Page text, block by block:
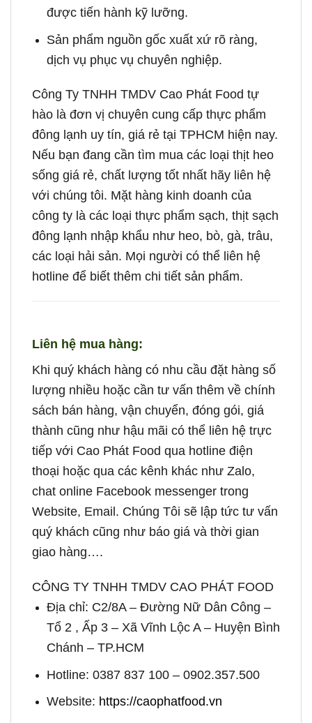
được tiến hành kỹ lưỡng.
Sản phẩm nguồn gốc xuất xứ rõ ràng,
dịch vụ phục vụ chuyên nghiệp.
Công Ty TNHH TMDV Cao Phát Food tự
hào là đơn vị chuyên cung cấp thực phẩm
đông lạnh uy tín, giá rẻ tại TPHCM hiện nay.
Nếu bạn đang cần tìm mua các loại thịt heo
sống giá rẻ, chất lượng tốt nhất hãy liên hệ
với chúng tôi. Mặt hàng kinh doanh của
công ty là các loại thực phẩm sạch, thịt sạch
đông lạnh nhập khẩu như heo, bò, gà, trâu,
các loại hải sản. Mọi người có thể liên hệ
hotline để biết thêm chi tiết sản phẩm.
Liên hệ mua hàng:
Khi quý khách hàng có nhu cầu đặt hàng số
lượng nhiều hoặc cần tư vấn thêm về chính
sách bán hàng, vận chuyển, đóng gói, giá
thành cũng như hậu mãi có thể liên hệ trực
tiếp với Cao Phát Food qua hotline điện
thoại hoặc qua các kênh khác như Zalo,
chat online Facebook messenger trong
Website, Email. Chúng Tôi sẽ lập tức tư vấn
quý khách cũng như báo giá và thời gian
giao hàng….
CÔNG TY TNHH TMDV CAO PHÁT FOOD
Địa chỉ: C2/8A – Đường Nữ Dân Công –
Tổ 2 , Ấp 3 – Xã Vĩnh Lộc A – Huyện Bình
Chánh – TP.HCM
Hotline: 0387 837 100 – 0902.357.500
Website: https://caophatfood.vn